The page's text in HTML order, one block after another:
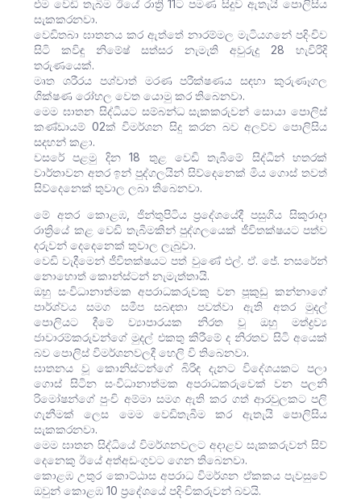
එම වෙඩි තැබිම ඊයේ රාත්‍රි 11ට පමණ සිදුව ඇතැයි පොලිසිය
සැකකරනවා.
වෙඩිතබා ඝාතනය කර ඇත්තේ නාරම්මල මැටියගනේ පදිංචිව
සිටි කවිඳු නිමේෂ් සත්සර නැමැති අවුරුදු 28 හැවිරිදි
තරුණයෙක්.
මෘත ශරීරය පශ්චාත් මරණ පරීක්ෂණය සඳහා කුරුණෑගල
ශික්ෂණ රෝහල වෙත යොමු කර තිබෙනවා.
මෙම ඝාතන සිද්ධියට සම්බන්ධ සැකකරුවන් සොයා පොලිස්
කණ්ඩායම් 02ක් විමර්ශන සිදු කරන බව අලව්ව පොලිසිය
සදහන් කළා.
වසරේ පළමු දින 18 තුළ වෙඩි තැබීමේ සිද්ධීන් හතරක්
වාර්තාවන අතර ඉන් පුද්ගලයින් සිව්දෙනෙක් මිය ගොස් තවත්
සිව්දෙනෙක් තුවාල ලබා තිබෙනවා.
මේ අතර කොළඹ, ජින්තුපිටිය ප්‍රදේශයේදී පසුගිය සිකුරාදා
රාත්‍රියේ කළ වෙඩි තැබීමකින් පුද්ගලයෙක් ජීවිතක්ෂයට පත්ව
දරුවන් දෙදෙනෙක් තුවාල ලැබුවා.
වෙඩි වැදීමෙන් ජීවිතක්ෂයට පත් වුණේ එල්. ඒ. ජේ. නසරේන්
නොහොත් කොන්ස්ටන් නැමැත්තායි.
ඔහු සංවිධානාත්මක අපරාධකරුවකු වන පූකුඩු කන්නාගේ
පාර්ශ්වය සමග සමීප සබඳතා පවත්වා ඇති අතර මුදල්
පොලියට දීමේ ව්‍යාපාරයක නිරත වූ ඔහු මත්ද්‍රව්‍ය
ජාවාරම්කරුවන්ගේ මුදල් එකතු කිරීමේ ද නිරතව සිටි අයෙක්
බව පොලිස් විමර්ශනවලදී හෙලි වි තිබෙනවා.
ඝාතනය වූ කොනිස්ටන්ගේ බිරිඳ දැනට විදේශයකට පලා
ගොස් සිටින සංවිධානාත්මක අපරාධකරුවෙක් වන පලනි
රිමෝෂන්ගේ පුංචි අම්මා සමග ඇති කර ගත් ආරවුලකට පලි
ගැනීමක් ලෙස මෙම වෙඩිතැබීම කර ඇතැයි පොලිසිය
සැකකරනවා.
මෙම ඝාතන සිද්ධියේ විමර්ශනවලට අදාළව සැකකරුවන් සිව්
දෙනෙකු ඊයේ අත්අඩංගුවට ගෙන තිබෙනවා.
කොළඹ උතුර කොට්ඨාස අපරාධ විමර්ශන ඒකකය පැවසුවේ
ඔවුන් කොළඹ 10 ප්‍රදේශයේ පදිංචිකරුවන් බවයි.